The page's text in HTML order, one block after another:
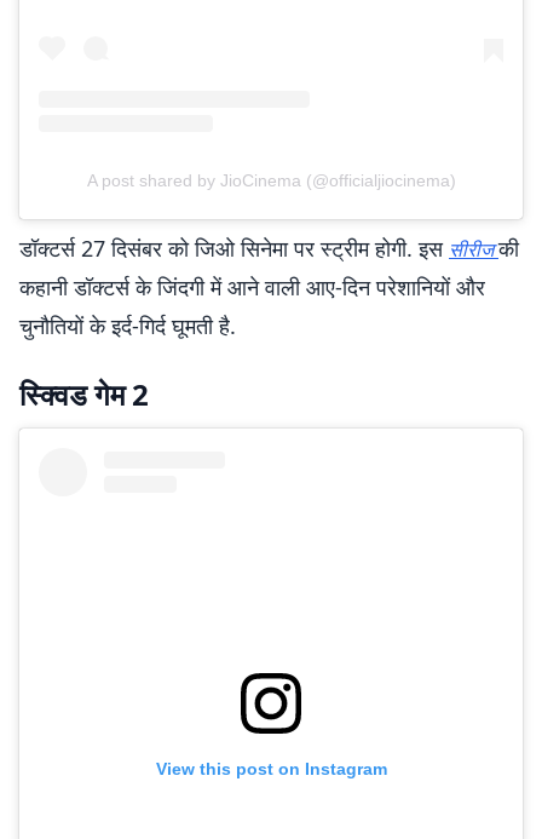
A post shared by JioCinema (@officialjiocinema)
डॉक्टर्स 27 दिसंबर को जिओ सिनेमा पर स्ट्रीम होगी. इस सीरीजकी
कहानी डॉक्टर्स के जिंदगी में आने वाली आए-दिन परेशानियों और
चुनौतियों के इर्द-गिर्द घूमती है.
स्क्विड गेम 2
View this post on Instagram